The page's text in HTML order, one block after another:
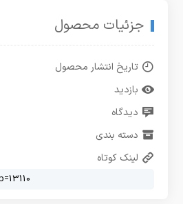
جزئیات محصول
تاریخ انتشار محصول
بازدید
دیدگاه
دسته بندی
لینک کوتاه